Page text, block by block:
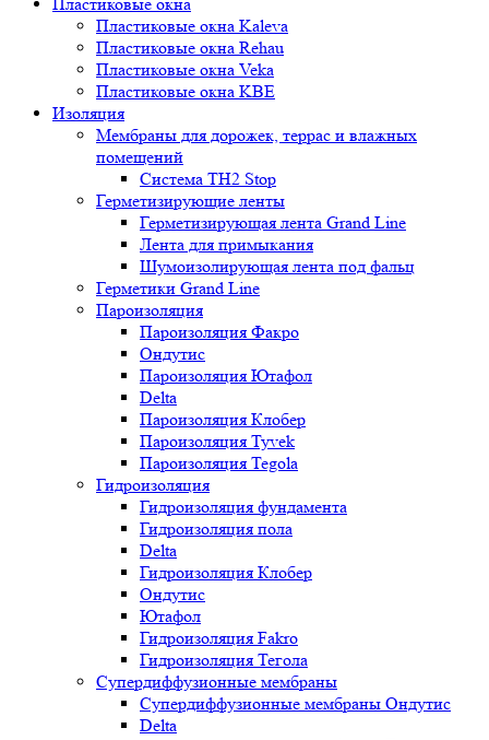
Пластиковые окна Kaleva
Пластиковые окна Rehau
Пластиковые окна Veka
Пластиковые окна KBE
Изоляция
Мембраны для дорожек, террас и влажных
помещений
Система TH2 Stop
Герметизирующие ленты
Герметизирующая лента Grand Line
Лента для примыкания
Шумоизолирующая лента под фальц
Герметики Grand Line
Пароизоляция
Пароизоляция Факро
Ондутис
Пароизоляция Ютафол
Delta
Пароизоляция Клобер
Пароизоляция Tyvek
Пароизоляция Tegola
Гидроизоляция
Гидроизоляция фундамента
Гидроизоляция пола
Delta
Гидроизоляция Клобер
Ондутис
Ютафол
Гидроизоляция Fakro
Гидроизоляция Тегола
Супердиффузионные мембраны
Супердиффузионные мембраны Ондутис
Delta